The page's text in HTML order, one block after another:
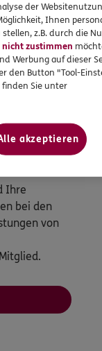
Ihre
bei den
von
der
Ihnen
z.B. durch die
nicht zustimmen
Werbung auf dieser
den Button "Tool-
finden Sie unter
akzeptieren